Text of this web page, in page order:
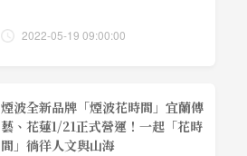
2022-05-19 09:00:00
煙波全新品牌「煙波花時間」宜蘭傳
藝、花蓮1/21正式營運！一起「花時
間」徜徉人文與山海